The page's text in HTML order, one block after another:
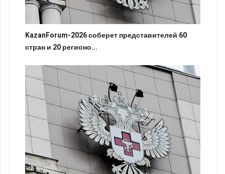
KazanForum-2026 соберет представителей 60
стран и 20 регионо...